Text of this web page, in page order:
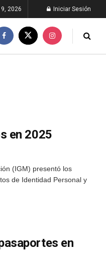
2026 Iniciar Sesión
en 2025
(IGM) presentó los
de Identidad Personal y
en